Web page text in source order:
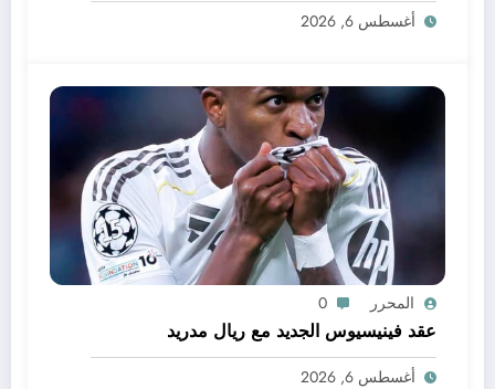
أغسطس 6, 2026
المحرر 0
عقد فينيسيوس الجديد مع ريال مدريد
أغسطس 6, 2026